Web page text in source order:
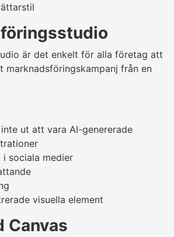
är det enkelt för alla företag att
marknadsföringskampanj från en
ut att vara AI-genererade
i sociala medier
visuella element
Canvas